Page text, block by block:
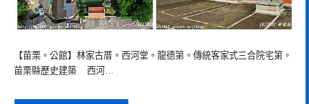
【苗栗。公館】林家古厝。西河堂。龍德第。傳統客家式三合院宅第。
苗栗縣歷史建築 西河…